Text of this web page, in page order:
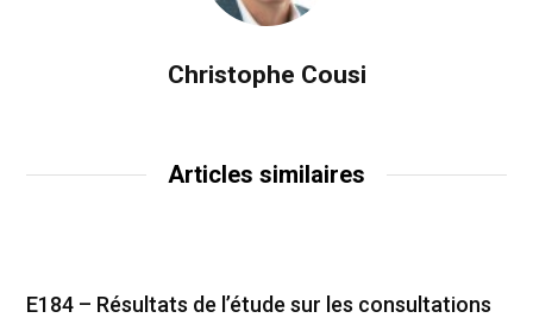
Christophe Cousi
Articles similaires
E184 – Résultats de l’étude sur les consultations